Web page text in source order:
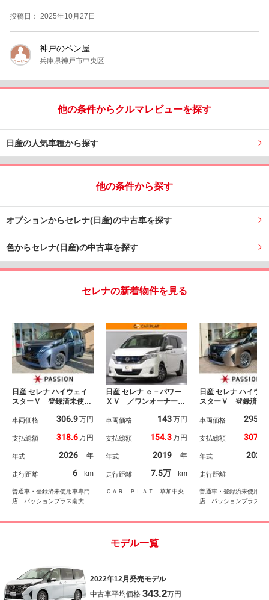
投稿日： 2025年10月27日
神戸のペン屋
兵庫県神戸市中央区
他の条件からクルマレビューを探す
日産の人気車種から探す
他の条件から探す
オプションからセレナ(日産)の中古車を探す
色からセレナ(日産)の中古車を探す
セレナの新着物件を見る
日産 セレナ ハイウェイ
スターＶ 登録済未使用
ア 衝突被害軽減ブレー
スマートキー アダクテ
ル アラウンドビューモ
ニター アルミホイー
ル 電格ドアミラー オ
ートエアコン
車両価格 306.9万円
支払総額 318.6万円
年式 2026 年
走行距離 6 km
普通車・登録済未使用車専門
店 パッションプラス南大高
日産 セレナ ｅ－パワー
ＸＶ ／ワンオーナー／
フルセグ／ブルートゥー
再生／ＥＴＣ／バックカ
ルーズコントロール／レ
ーンキープ／オートハイ
ビーム／両側電動スライ
ドドア／
車両価格 143万円
支払総額 154.3万円
年式 2019 年
走行距離 7.5万 km
ＣＡＲ ＰＬＡＴ 草加中央
日産 セレナ ハイウ
スターＶ 登録済未
ア 衝突被害軽減ブ
スマートキー アダ
ル アイドリングス
動格納ドアミラー
トエアコン
車両価格 295.9
支払総額 307.6
年式 2026
走行距離
普通車・登録済未使用車
店 パッションプラス南
モデル一覧
2022年12月発売モデル
中古車平均価格 343.2万円